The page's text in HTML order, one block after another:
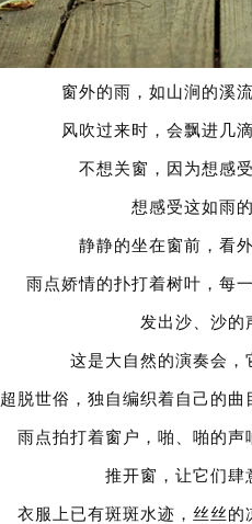
窗外的雨，如山涧的溪
风吹过来时，会飘进几
不想关窗，因为想感
想感受这如雨的
静静的坐在窗前，看
雨点娇情的扑打着树叶，每
发出沙、沙的
这是大自然的演奏会，
超脱世俗，独自编织着自己的曲
雨点拍打着窗户，啪、啪的声
推开窗，让它们肆
衣服上已有斑斑水迹，丝丝的